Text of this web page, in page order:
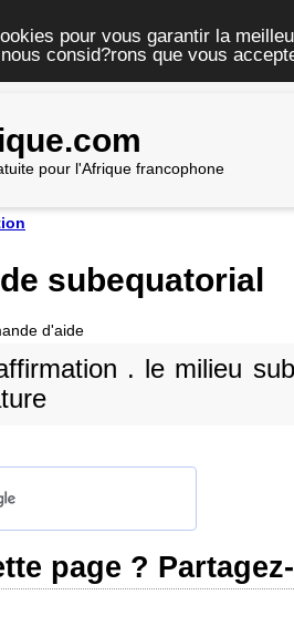
pour vous garantir la
consid?rons que vous
pour l'Afrique francophone
subequatorial
d'aide
. le milieu
page ?